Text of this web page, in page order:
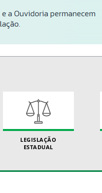
LEGISLAÇÃO
ESTADUAL